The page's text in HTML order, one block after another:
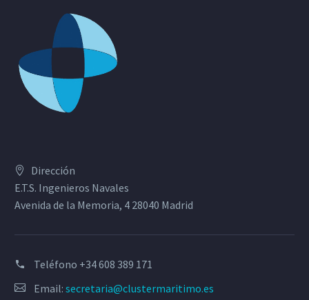
Dirección
E.T.S. Ingenieros Navales
Avenida de la Memoria, 4 28040 Madrid
Teléfono +34 608 389 171
Email: secretaria@clustermaritimo.es